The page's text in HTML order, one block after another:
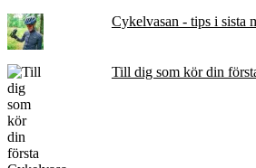
Cykelvasan - tips i sista
Till dig som kör din